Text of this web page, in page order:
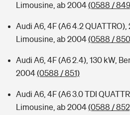
Limousine, ab 2004(0588 /
Audi A6, 4F (A6 4.2 QUATTRO),
Limousine, ab 2004(0588 /
Audi A6, 4F (A6 2.4), 130 kW,
2004(0588 / 851)
Audi A6, 4F (A6 3.0 TDI
Limousine, ab 2004(0588 /